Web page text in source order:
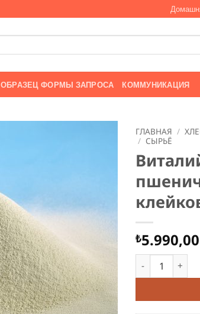
ОБРАЗЕЦ ФОРМЫ ЗАПРОСА КОММУНИКАЦИЯ
ГЛАВНАЯ /
/ СЫРЬЁ
₺5.990,00
Количество